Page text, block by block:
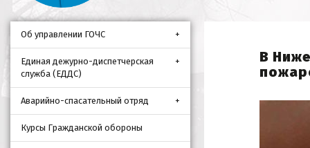
Об управлении ГОЧС
Единая дежурно-диспетчерская
служба (ЕДДС)
Аварийно-спасательный отряд
Курсы Гражданской обороны
В